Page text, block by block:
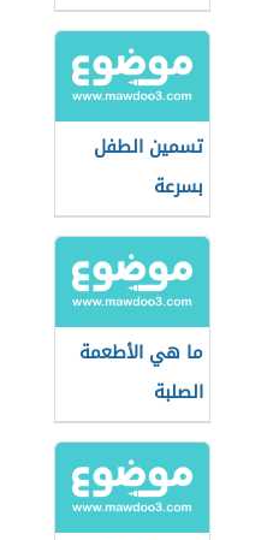
تسمين الطفل
بسرعة
ما هي الأطعمة
الصلبة